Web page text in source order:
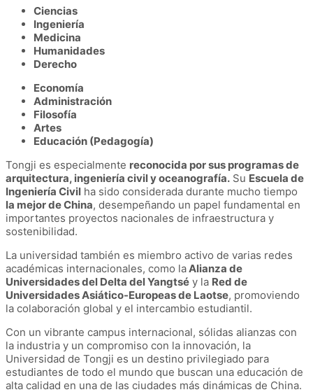
Ciencias
Ingeniería
Medicina
Humanidades
Derecho
Economía
Administración
Filosofía
Artes
Educación (Pedagogía)
Tongji es especialmente reconocida por sus programas de
arquitectura, ingeniería civil y oceanografía. Su Escuela de
Ingeniería Civil ha sido considerada durante mucho tiempo
la mejor de China, desempeñando un papel fundamental en
importantes proyectos nacionales de infraestructura y
sostenibilidad.
La universidad también es miembro activo de varias redes
académicas internacionales, como laAlianza de
Universidades del Delta del Yangtsé y la Red de
Universidades Asiático-Europeas de Laotse, promoviendo
la colaboración global y el intercambio estudiantil.
Con un vibrante campus internacional, sólidas alianzas con
la industria y un compromiso con la innovación, la
Universidad de Tongji es un destino privilegiado para
estudiantes de todo el mundo que buscan una educación de
alta calidad en una de las ciudades más dinámicas de China.